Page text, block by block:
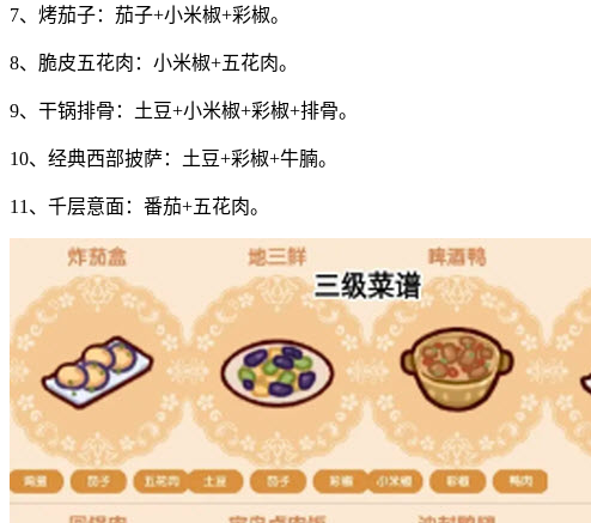
7、烤茄子：茄子+小米椒+彩椒。
8、脆皮五花肉：小米椒+五花肉。
9、干锅排骨：土豆+小米椒+彩椒+排骨。
10、经典西部披萨：土豆+彩椒+牛腩。
11、千层意面：番茄+五花肉。